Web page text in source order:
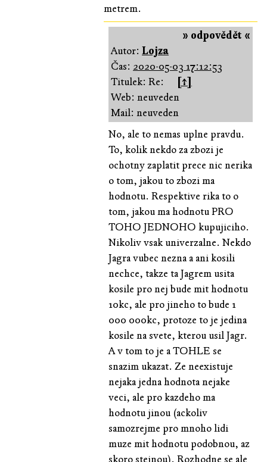
metrem.
» odpovědět «
Autor:Lojza
Čas: 2020-05-03 17:12:53
Titulek: Re:
[↑]
Web: neuveden
Mail: neuveden
No, ale to nemas uplne pravdu.
To, kolik nekdo za zbozi je
ochotny zaplatit prece nic nerika
o tom, jakou to zbozi ma
hodnotu. Respektive rika to o
tom, jakou ma hodnotu PRO
TOHO JEDNOHO kupujiciho.
Nikoliv vsak univerzalne. Nekdo
Jagra vubec nezna a ani kosili
nechce, takze ta Jagrem usita
kosile pro nej bude mit hodnotu
10kc, ale pro jineho to bude 1
000 000kc, protoze to je jedina
kosile na svete, kterou usil Jagr.
A v tom to je a TOHLE se
snazim ukazat. Ze neexistuje
nejaka jedna hodnota nejake
veci, ale pro kazdeho ma
hodnotu jinou (ackoliv
samozrejme pro mnoho lidi
muze mit hodnotu podobnou, az
skoro stejnou). Rozhodne se ale